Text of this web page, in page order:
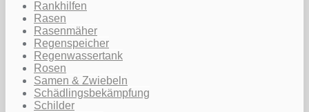
Rankhilfen
Rasen
Rasenmäher
Regenspeicher
Regenwassertank
Rosen
Samen & Zwiebeln
Schädlingsbekämpfung
Schilder